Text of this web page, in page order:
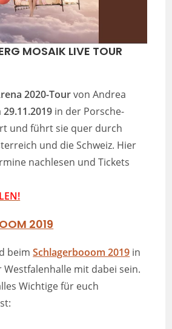
MOSAIK LIVE TOUR
2020-Tourvon Andrea
29.11.2019 in der Porsche-
und führt sie quer durch
und die Schweiz. Hier
nachlesen und Tickets
2019
beimSchlagerbooom 2019 in
mit dabei sein.
Wichtige für euch